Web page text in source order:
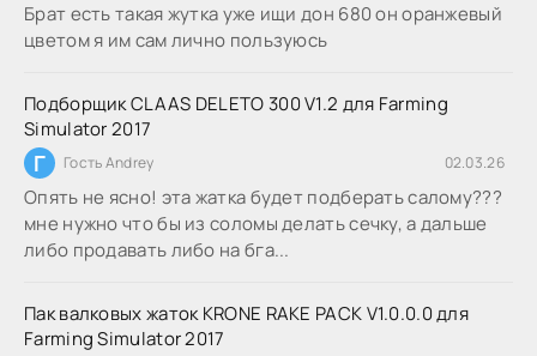
Брат есть такая жутка уже ищи дон 680 он оранжевый
цветом я им сам лично пользуюсь
Подборщик CLAAS DELETO 300 V1.2 для Farming
Simulator 2017
Г Гость Andrey 02.03.26
Опять не ясно! эта жатка будет подберать салому???
мне нужно что бы из соломы делать сечку, а дальше
либо продавать либо на бга...
Пак валковых жаток KRONE RAKE PACK V1.0.0.0 для
Farming Simulator 2017